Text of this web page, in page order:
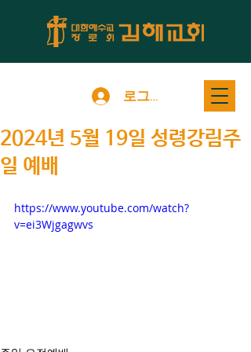
로그인
2024년 5월 19일 성령강림주
일 예배
https://www.youtube.com/watch?
v=ei3Wjgagwvs